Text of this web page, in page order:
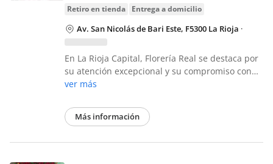
retiro en tienda entrega a domicilio
Av. San Nicolás de Bari Este, F5300 La Rioja ·
En La Rioja Capital, Florería Real se destaca por
su atención excepcional y su compromiso con…
ver más
Más información